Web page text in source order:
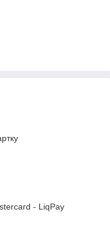
- LiqPay